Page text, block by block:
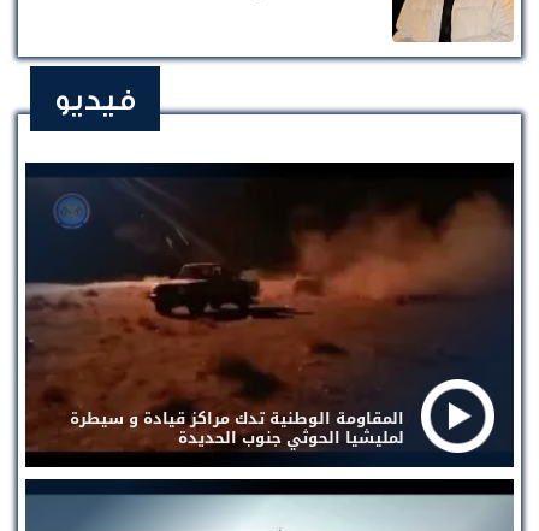
فيديو
المقاومة الوطنية تدك مراكز قيادة و سيطرة
لمليشيا الحوثي جنوب الحديدة